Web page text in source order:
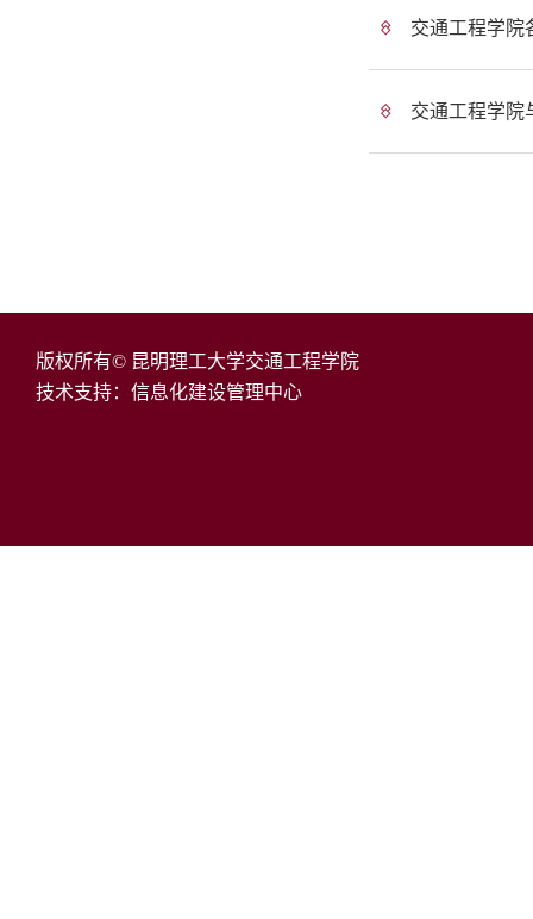
交通工程学院
交通工程学院
版权所有© 昆明理工大学交通工程学院
技术支持：信息化建设管理中心